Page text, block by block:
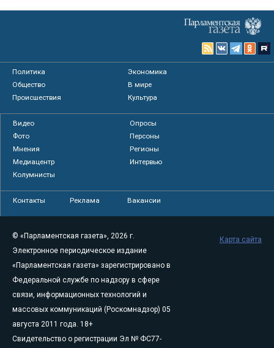
Политика
Экономика
Общество
В мире
Происшествия
Культура
Видео
Опросы
Фото
Персоны
Мнения
Регионы
Медиацентр
Интервью
Колумнисты
Контакты Реклама Вакансии
© «Парламентская газета», 2026 г.
Электронное периодическое издание
«Парламентская газета» зарегистрировано в
Федеральной службе по надзору в сфере
связи, информационных технологий и
массовых коммуникаций (Роскомнадзор) 05
августа 2011 года. 18+
Свидетельство о регистрации Эл № ФС77-
Карта сайта